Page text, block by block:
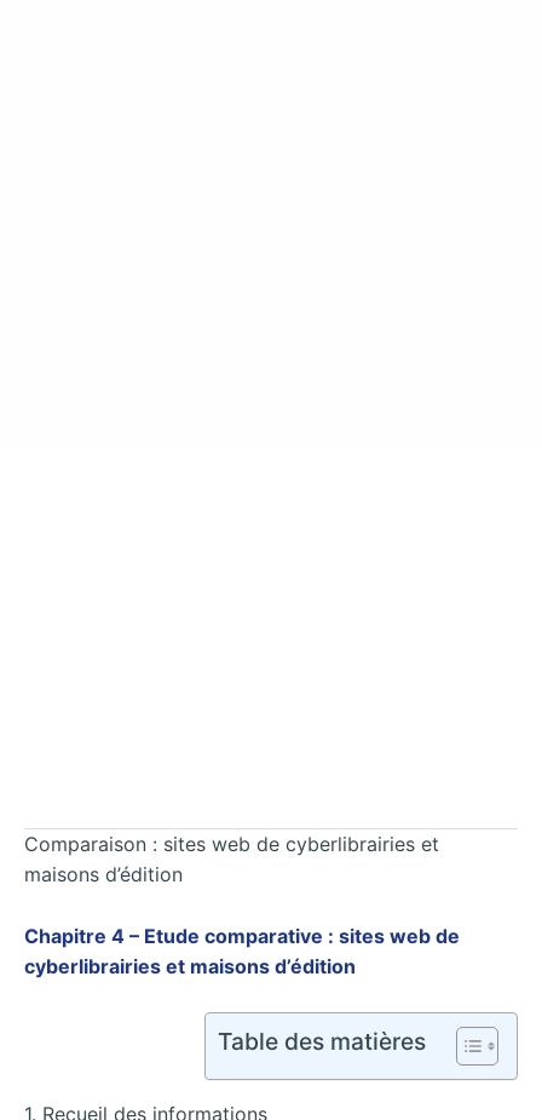
Comparaison : sites web de cyberlibrairies et
maisons d’édition
Chapitre 4 – Etude comparative : sites web de
cyberlibrairies et maisons d’édition
Table des matières
1. Recueil des informations